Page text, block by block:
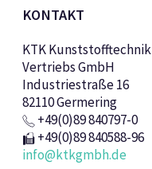
KONTAKT
KTK Kunststofftechnik
Vertriebs GmbH
Industriestraße 16
82110 Germering
+49(0)89 840797-0
+49(0)89 840588-96
info@ktkgmbh.de